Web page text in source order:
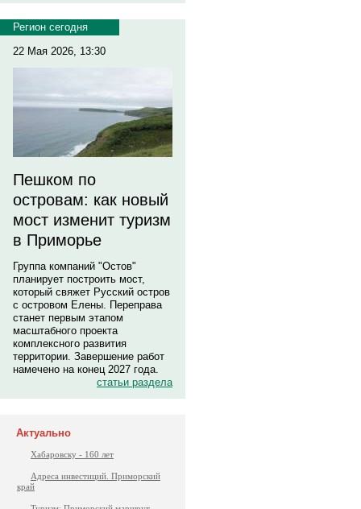
Регион сегодня
22 Мая 2026, 13:30
Пешком по
островам: как новый
мост изменит туризм
в Приморье
Группа компаний "Остов"
планирует построить мост,
который свяжет Русский остров
с островом Елены. Переправа
станет первым этапом
масштабного проекта
комплексного развития
территории. Завершение работ
намечено на конец 2027 года.
статьи раздела
Актуально
Хабаровску - 160 лет
Адреса инвестиций. Приморский
край